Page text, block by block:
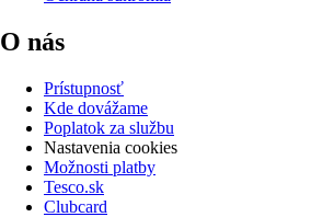
O nás
Prístupnosť
Kde dovážame
Poplatok za službu
Nastavenia cookies
Možnosti platby
Tesco.sk
Clubcard